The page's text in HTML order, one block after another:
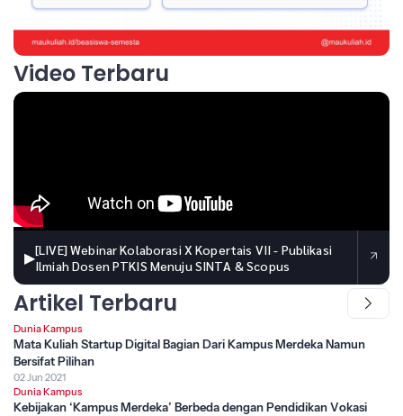
Video Terbaru
▶[LIVE] Webinar Kolaborasi X Kopertais VII - Publikasi
Ilmiah Dosen PTKIS Menuju SINTA & Scopus
Artikel Terbaru
Dunia Kampus
Mata Kuliah Startup Digital Bagian Dari Kampus Merdeka Namun
Bersifat Pilihan
02 Jun 2021
Dunia Kampus
Kebijakan ‘Kampus Merdeka’ Berbeda dengan Pendidikan Vokasi